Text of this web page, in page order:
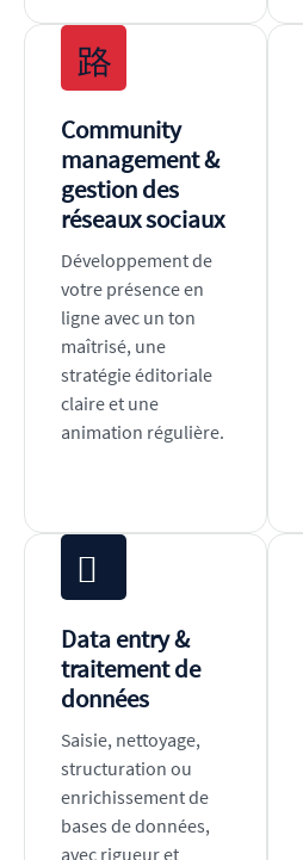
Community
management &
gestion des
réseaux sociaux
Développement de
votre présence en
ligne avec un ton
maîtrisé, une
stratégie éditoriale
claire et une
animation régulière.
Data entry &
traitement de
données
Saisie, nettoyage,
structuration ou
enrichissement de
bases de données,
avec rigueur et